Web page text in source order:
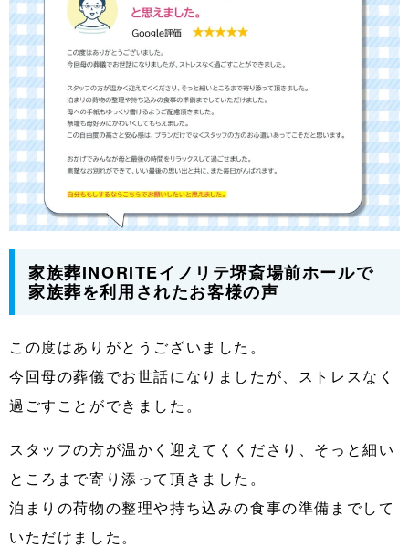
家族葬INORITEイノリテ堺斎場前ホールで
家族葬を利用されたお客様の声
この度はありがとうございました。
今回母の葬儀でお世話になりましたが、ストレスなく
過ごすことができました。
スタッフの方が温かく迎えてくくださり、そっと細い
ところまで寄り添って頂きました。
泊まりの荷物の整理や持ち込みの食事の準備までして
いただけました。